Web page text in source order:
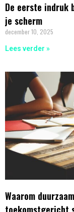
De eerste indruk
je scherm
december 10, 2025
Lees verder »
Waarom